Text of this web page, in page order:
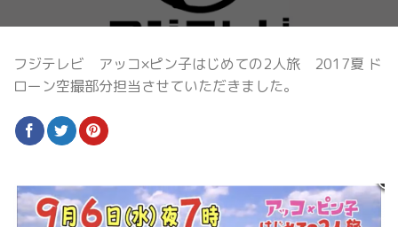
フジテレビ アッコ×ピン子はじめての2人旅 2017夏 ド
ローン空撮部分担当させていただきました。